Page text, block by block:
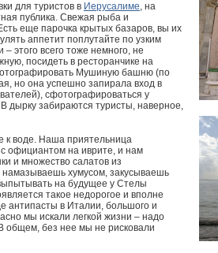
для туристов в Иерусалиме, на
публика. Свежая рыба и
еще парочка крытых базаров, вы их
аппетит поплутайте по узким
этого всего тоже немного, не
посидеть в ресторанчике на
Мушиную башню (по
но она успешно запирала вход в
сфотографироваться у
дырку забираются туристы, наверное,
к воде. Наша приятельница
официантом на иврите, и нам
и множество салатов из
хумусом, закусываешь
на будущее у Стелы
такое недорогое и вполне
антипасты в Италии, большого и
мы искали легкой жизни – надо
общем, без нее мы не рисковали